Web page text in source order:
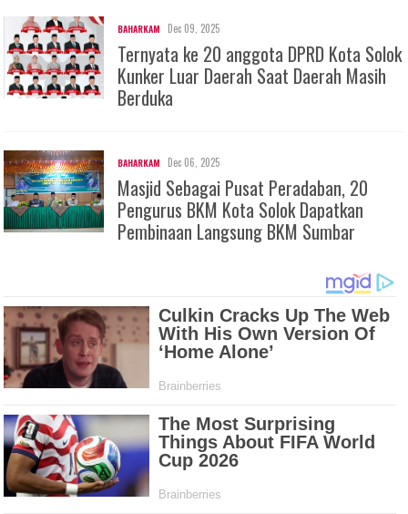
BAHARKAM Dec 09, 2025
Ternyata ke 20 anggota DPRD Kota Solok
Kunker Luar Daerah Saat Daerah Masih
Berduka
BAHARKAM Dec 06, 2025
Masjid Sebagai Pusat Peradaban, 20
Pengurus BKM Kota Solok Dapatkan
Pembinaan Langsung BKM Sumbar